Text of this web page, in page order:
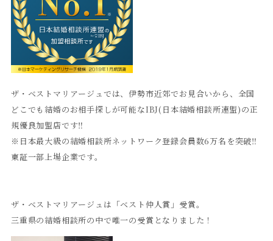
ザ・ベストマリアージュでは、伊勢市近郊でお見合いから、全国
どこでも結婚のお相手探しが可能なIBJ(日本結婚相談所連盟)の正
規優良加盟店です‼︎
※日本最大級の結婚相談所ネットワーク登録会員数6万名を突破‼︎
東証一部上場企業です。
ザ・ベストマリアージュは「ベスト仲人賞」受賞。
三重県の結婚相談所の中で唯一の受賞となりました！